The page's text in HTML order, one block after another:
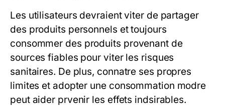
Les utilisateurs devraient viter de partager
des produits personnels et toujours
consommer des produits provenant de
sources fiables pour viter les risques
sanitaires. De plus, connatre ses propres
limites et adopter une consommation modre
peut aider prvenir les effets indsirables.